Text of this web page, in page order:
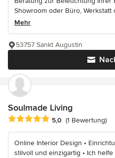
Showroom oder Büro, Werkstatt
Mehr
53757 Sankt Augustin
Soulmade Living
Durchschnittliche Bewertung:
5,0 (1 Bewertung)
Online Interior Design •
stilvoll und einzigartig • Ich